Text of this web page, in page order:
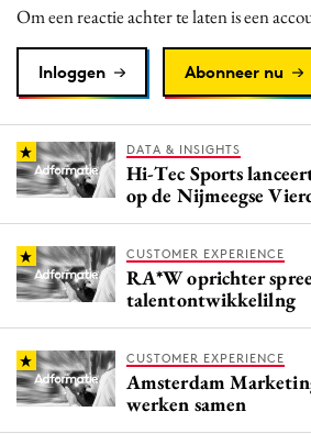
Purpose Marketing
Reputatie & crisis
Om een reactie achter te laten is een
Inloggen Abonneer nu
DATA & INSIGHTS
Hi-Tec Sports
op de Nijmeegse
CUSTOMER EXPERIENCE
RA*W oprichter
talentontwikkelilng
CUSTOMER EXPERIENCE
Amsterdam
werken samen